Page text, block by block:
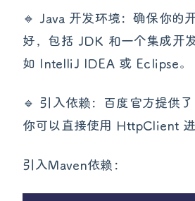
🔹 Java 开发环境：确保你的
好，包括 JDK 和一个集成开
如 IntelliJ IDEA 或 Eclipse。
🔹 引入依赖：百度官方提供
你可以直接使用 HttpClient 进
引入Maven依赖：